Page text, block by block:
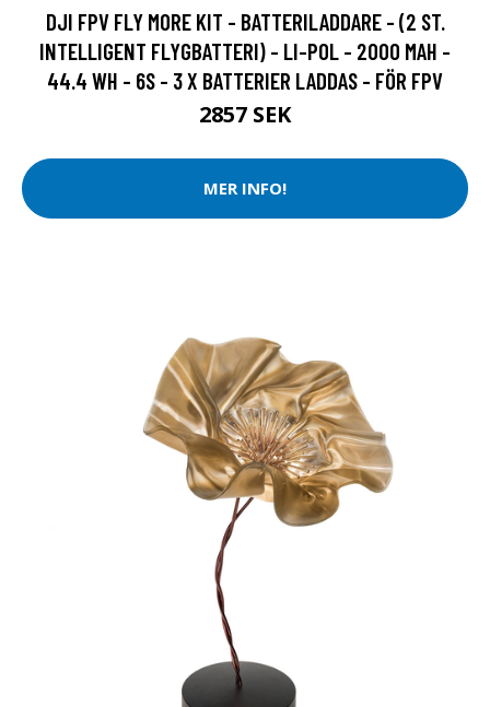
DJI FPV FLY MORE KIT - BATTERILADDARE - (2 ST.
INTELLIGENT FLYGBATTERI) - LI-POL - 2000 MAH -
44.4 WH - 6S - 3 X BATTERIER LADDAS - FÖR FPV
2857 SEK
MER INFO!